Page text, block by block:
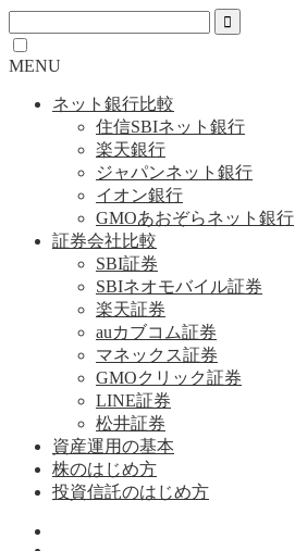
MENU
ネット銀行比較
住信SBIネット銀行
楽天銀行
ジャパンネット銀行
イオン銀行
GMOあおぞらネット銀行
証券会社比較
SBI証券
SBIネオモバイル証券
楽天証券
auカブコム証券
マネックス証券
GMOクリック証券
LINE証券
松井証券
資産運用の基本
株のはじめ方
投資信託のはじめ方